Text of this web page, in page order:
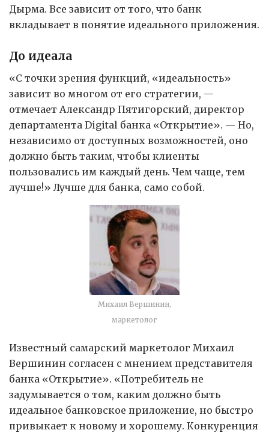
Дырма. Все зависит от того, что банк
вкладывает в понятие идеального приложения.
До идеала
«С точки зрения функций, «идеальность»
зависит во многом от его стратегии, —
отмечает Александр Пятигорский, директор
департамента Digital банка «Открытие». — Но,
независимо от доступных возможностей, оно
должно быть таким, чтобы клиенты
пользовались им каждый день. Чем чаще, тем
лучше!» Лучше для банка, само собой.
Михаил Вершинин,
маркетолог
Известный самарский маркетолог Михаил
Вершинин согласен с мнением представителя
банка «Открытие». «Потребитель не
задумывается о том, каким должно быть
идеальное банковское приложение, но быстро
привыкает к новому и хорошему. Конкуренция